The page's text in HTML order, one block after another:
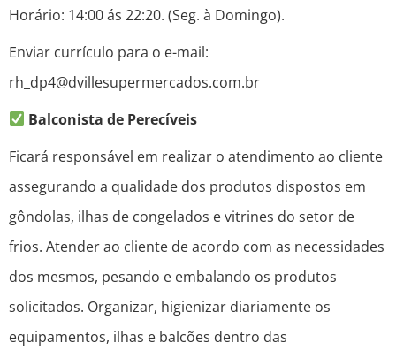
Horário: 14:00 ás 22:20. (Seg. à Domingo).
Enviar currículo para o e-mail:
rh_dp4@dvillesupermercados.com.br
Balconista de Perecíveis
Ficará responsável em realizar o atendimento ao cliente
assegurando a qualidade dos produtos dispostos em
gôndolas, ilhas de congelados e vitrines do setor de
frios. Atender ao cliente de acordo com as necessidades
dos mesmos, pesando e embalando os produtos
solicitados. Organizar, higienizar diariamente os
equipamentos, ilhas e balcões dentro das